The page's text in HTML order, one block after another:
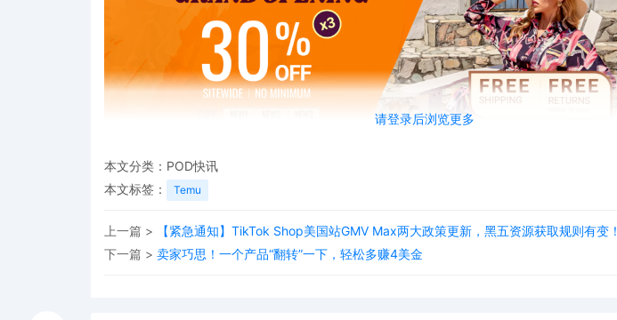
请登录后浏览更多
本文分类： POD快讯
本文标签：
Temu
上一篇 >
【紧急通知】TikTok Shop美国站GMV Max两大政策更新，黑五资源获取规则有变！
下一篇 > 卖家巧思！一个产品“翻转”一下，轻松多赚4美金